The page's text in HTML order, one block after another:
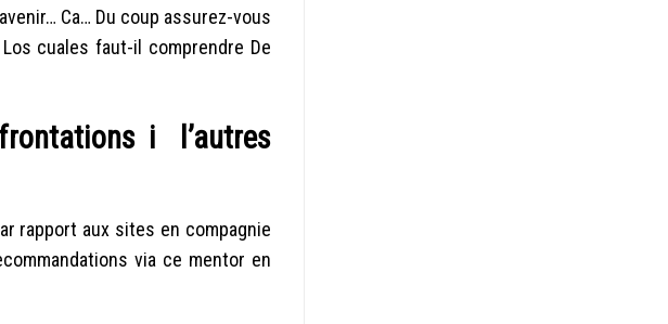
Ca… Du coup assurez-vous
cuales faut-il comprendre De
i l’autres
rapport aux sites en compagnie
via ce mentor en